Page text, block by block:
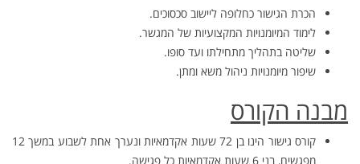
הכרת הגישור כחלופה ליישוב סכסוכים.
לימוד המיומנויות המקצועיות של המגשר.
שליטה בתהליך מתחילתו ועד סופו.
שיפור מיומנויות ניהול משא ומתן.
מבנה הקורס
קורס גישור הינו בן 72 שעות אקדמאיות ונערך אחת לשבוע במשך 12
מפגשים, בני 6 שעות אקדמאיות כל פגישה.